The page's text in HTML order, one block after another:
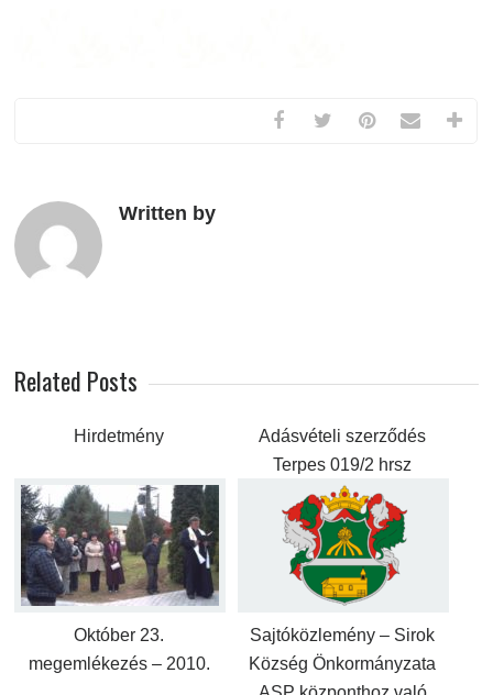
Written by
Related Posts
Hirdetmény
Adásvételi szerződés
Terpes 019/2 hrsz
Október 23.
megemlékezés – 2010.
Sajtóközlemény – Sirok
Község Önkormányzata